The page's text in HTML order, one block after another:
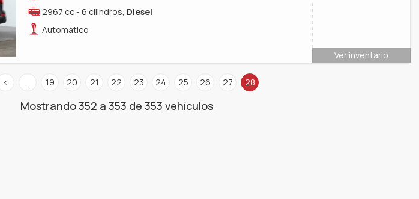
2967 cc - 6 cilindros, Diesel
Automático
Ver inventario
< … 19 20 21 22 23 24 25 26 27 28
Mostrando 352 a 353 de 353 vehículos